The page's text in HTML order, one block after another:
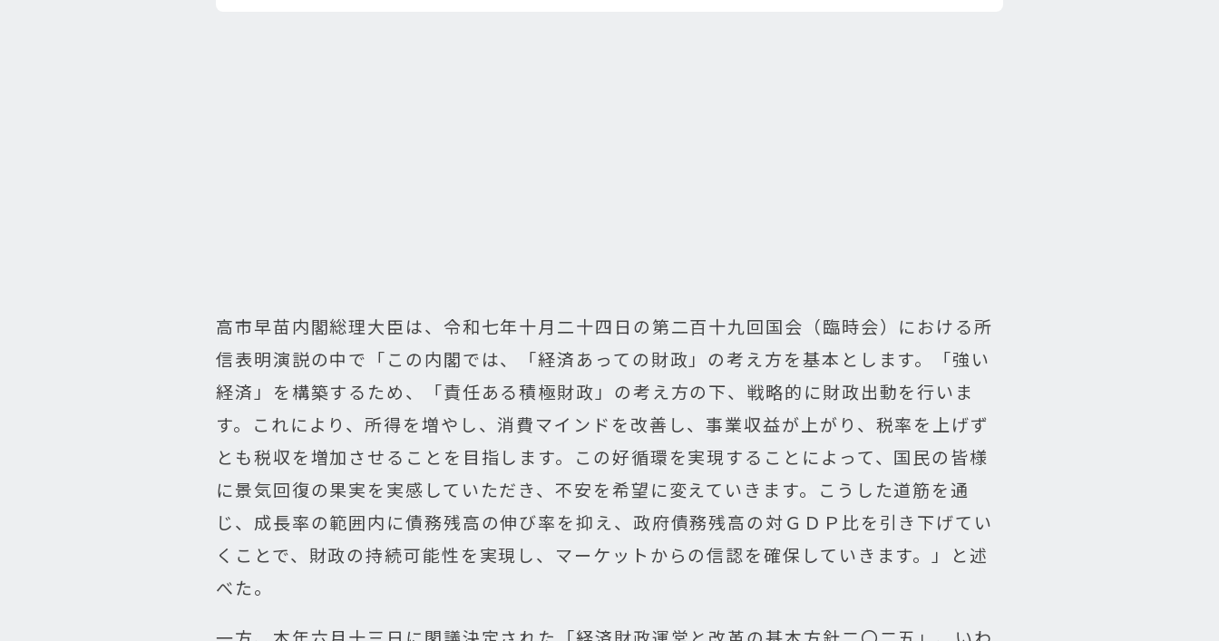
高市早苗内閣総理大臣は、令和七年十月二十四日の第二百十九回国会（臨時会）における所
信表明演説の中で「この内閣では、「経済あっての財政」の考え方を基本とします。「強い
経済」を構築するため、「責任ある積極財政」の考え方の下、戦略的に財政出動を行いま
す。これにより、所得を増やし、消費マインドを改善し、事業収益が上がり、税率を上げず
とも税収を増加させることを目指します。この好循環を実現することによって、国民の皆様
に景気回復の果実を実感していただき、不安を希望に変えていきます。こうした道筋を通
じ、成長率の範囲内に債務残高の伸び率を抑え、政府債務残高の対ＧＤＰ比を引き下げてい
くことで、財政の持続可能性を実現し、マーケットからの信認を確保していきます。」と述
べた。